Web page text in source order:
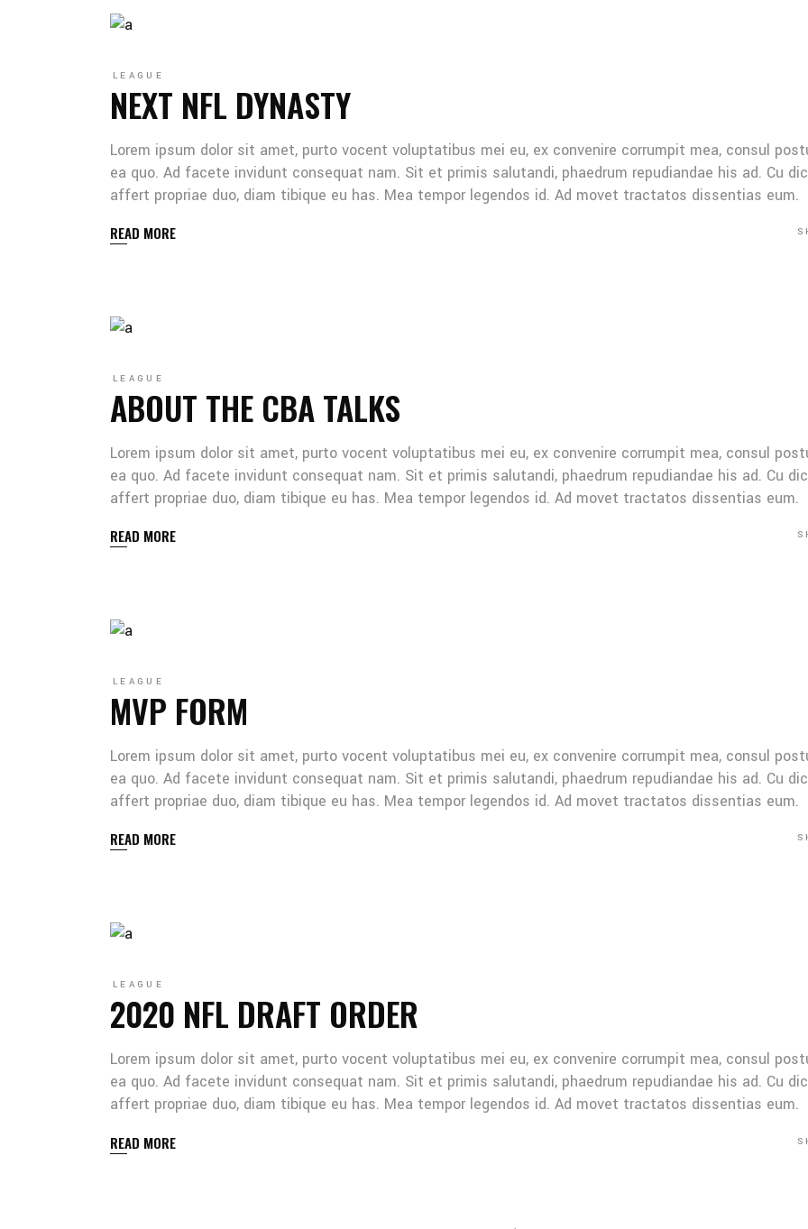
LEAGUE
NEXT NFL DYNASTY
Lorem ipsum dolor sit amet, purto vocent voluptatibus mei eu, ex convenire corrumpit mea, consul
ea quo. Ad facete invidunt consequat nam. Sit et primis salutandi, phaedrum repudiandae his ad. Cu
affert propriae duo, diam tibique eu has. Mea tempor legendos id. Ad movet tractatos dissentias eum.
READ MORE
LEAGUE
ABOUT THE CBA TALKS
Lorem ipsum dolor sit amet, purto vocent voluptatibus mei eu, ex convenire corrumpit mea, consul
ea quo. Ad facete invidunt consequat nam. Sit et primis salutandi, phaedrum repudiandae his ad. Cu
affert propriae duo, diam tibique eu has. Mea tempor legendos id. Ad movet tractatos dissentias eum.
READ MORE
LEAGUE
MVP FORM
Lorem ipsum dolor sit amet, purto vocent voluptatibus mei eu, ex convenire corrumpit mea, consul
ea quo. Ad facete invidunt consequat nam. Sit et primis salutandi, phaedrum repudiandae his ad. Cu
affert propriae duo, diam tibique eu has. Mea tempor legendos id. Ad movet tractatos dissentias eum.
READ MORE
LEAGUE
2020 NFL DRAFT ORDER
Lorem ipsum dolor sit amet, purto vocent voluptatibus mei eu, ex convenire corrumpit mea, consul
ea quo. Ad facete invidunt consequat nam. Sit et primis salutandi, phaedrum repudiandae his ad. Cu
affert propriae duo, diam tibique eu has. Mea tempor legendos id. Ad movet tractatos dissentias eum.
READ MORE